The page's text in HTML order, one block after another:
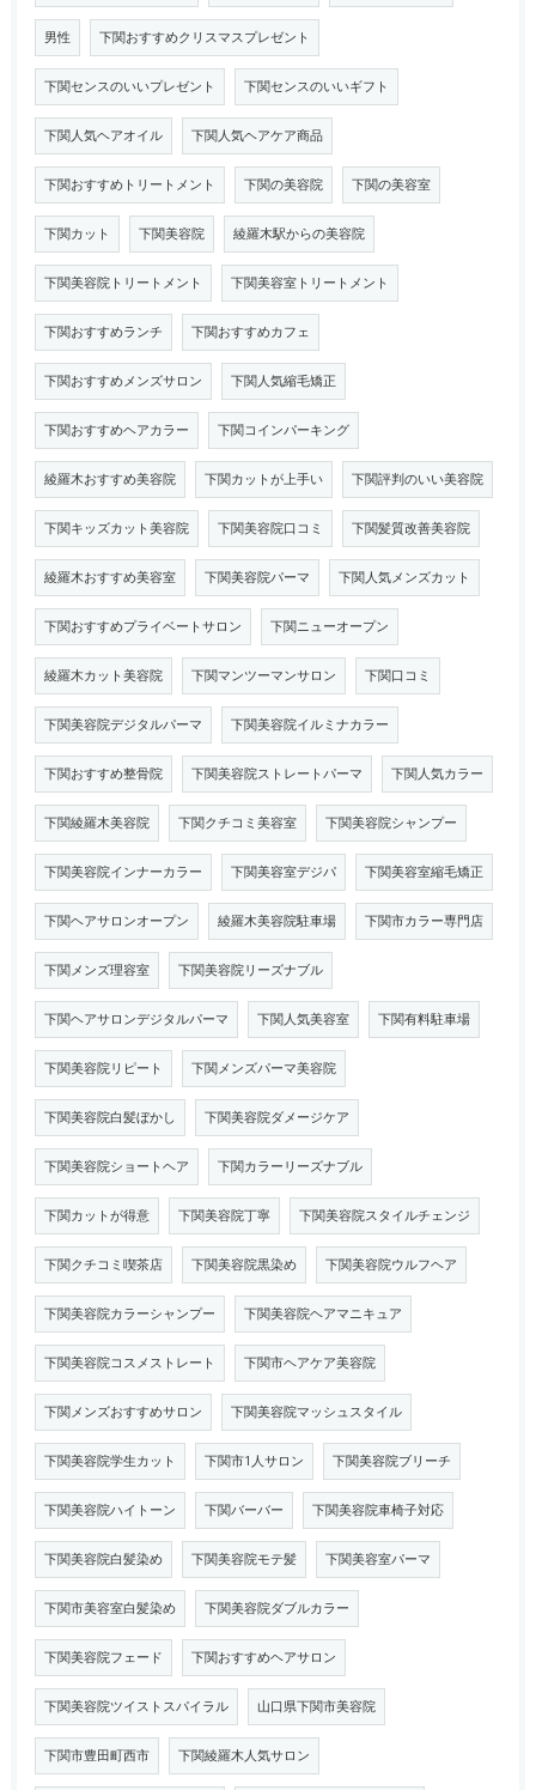
男性 下関おすすめクリスマスプレゼント
下関センスのいいプレゼント 下関センスのいいギフト
下関人気ヘアオイル 下関人気ヘアケア商品
下関おすすめトリートメント 下関の美容院 下関の美容室
下関カット 下関美容院 綾羅木駅からの美容院
下関美容院トリートメント 下関美容室トリートメント
下関おすすめランチ 下関おすすめカフェ
下関おすすめメンズサロン 下関人気縮毛矯正
下関おすすめヘアカラー 下関コインパーキング
綾羅木おすすめ美容院 下関カットが上手い 下関評判のいい美容院
下関キッズカット美容院 下関美容院口コミ 下関髪質改善美容院
綾羅木おすすめ美容室 下関美容院パーマ 下関人気メンズカット
下関おすすめプライベートサロン 下関ニューオープン
綾羅木カット美容院 下関マンツーマンサロン 下関口コミ
下関美容院デジタルパーマ 下関美容院イルミナカラー
下関おすすめ整骨院 下関美容院ストレートパーマ 下関人気カラー
下関綾羅木美容院 下関クチコミ美容室 下関美容院シャンプー
下関美容院インナーカラー 下関美容室デジパ 下関美容室縮毛矯正
下関ヘアサロンオープン 綾羅木美容院駐車場 下関市カラー専門店
下関メンズ理容室 下関美容院リーズナブル
下関ヘアサロンデジタルパーマ 下関人気美容室 下関有料駐車場
下関美容院リピート 下関メンズパーマ美容院
下関美容院白髪ぼかし 下関美容院ダメージケア
下関美容院ショートヘア 下関カラーリーズナブル
下関カットが得意 下関美容院丁寧 下関美容院スタイルチェンジ
下関クチコミ喫茶店 下関美容院黒染め 下関美容院ウルフヘア
下関美容院カラーシャンプー 下関美容院ヘアマニキュア
下関美容院コスメストレート 下関市ヘアケア美容院
下関メンズおすすめサロン 下関美容院マッシュスタイル
下関美容院学生カット 下関市1人サロン 下関美容院ブリーチ
下関美容院ハイトーン 下関バーバー 下関美容院車椅子対応
下関美容院白髪染め 下関美容院モテ髪 下関美容室パーマ
下関市美容室白髪染め 下関美容院ダブルカラー
下関美容院フェード 下関おすすめヘアサロン
下関美容院ツイストスパイラル 山口県下関市美容院
下関市豊田町西市 下関綾羅木人気サロン